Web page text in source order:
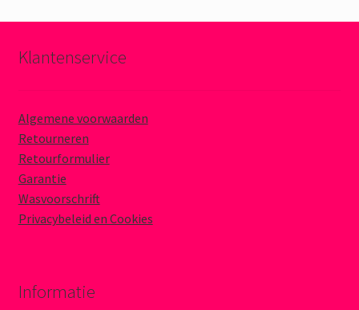
Klantenservice
Algemene voorwaarden
Retourneren
Retourformulier
Garantie
Wasvoorschrift
Privacybeleid en Cookies
Informatie